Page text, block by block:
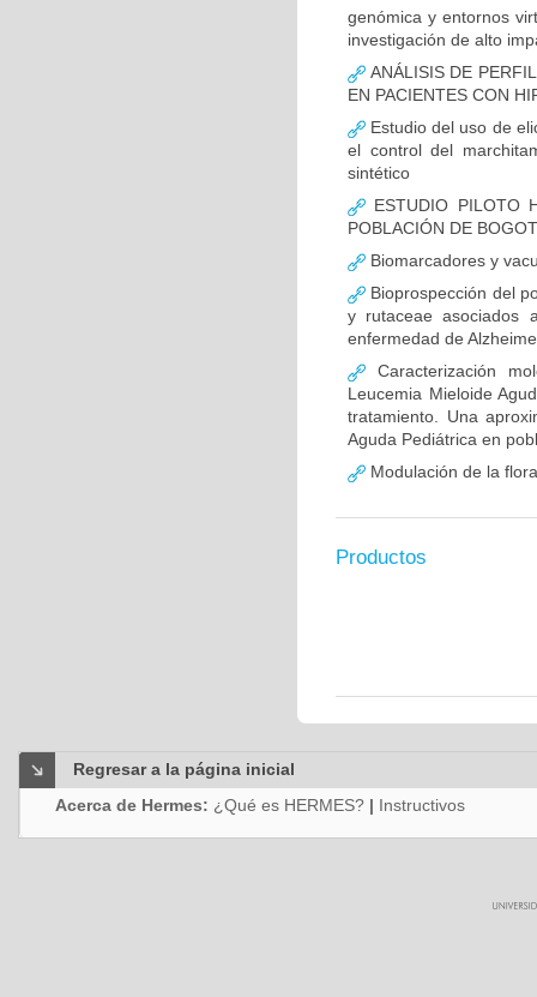
genómica y entornos
investigación de alto
ANÁLISIS DE
EN PACIENTES CON
Estudio del uso de
el control del
sintético
ESTUDIO PILOTO
POBLACIÓN DE
Biomarcadores y
Bioprospección del
y rutaceae asociados
enfermedad de
Caracterización
Leucemia Mieloide
tratamiento. Una
Aguda Pediátrica en
Modulación de la
Productos
Regresar a la página inicial
Acerca de Hermes: ¿Qué es HERMES? | Instructivos